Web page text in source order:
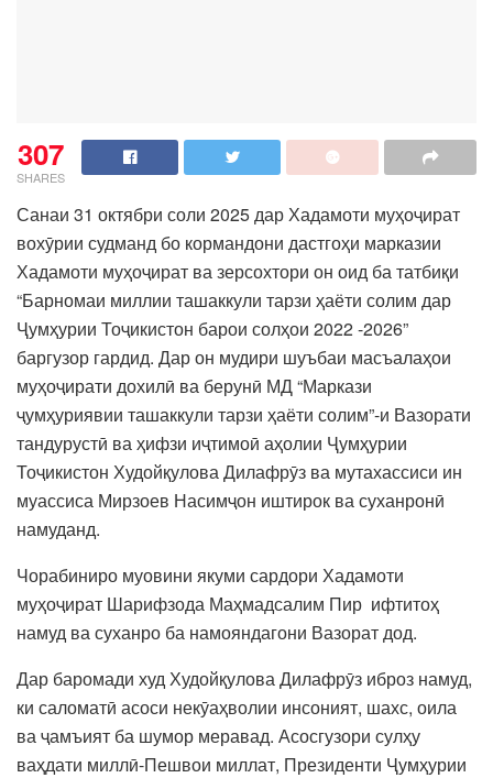
307
SHARES
Санаи 31 октябри соли 2025 дар Хадамоти муҳоҷират
вохӯрии судманд бо кормандони дастгоҳи марказии
Хадамоти муҳоҷират ва зерсохтори он оид ба татбиқи
“Барномаи миллии ташаккули тарзи ҳаёти солим дар
Ҷумҳурии Тоҷикистон барои солҳои 2022 -2026”
баргузор гардид. Дар он мудири шуъбаи масъалаҳои
муҳоҷирати дохилӣ ва берунӣ МД “Маркази
ҷумҳуриявии ташаккули тарзи ҳаёти солим”-и Вазорати
тандурустӣ ва ҳифзи иҷтимоӣ аҳолии Ҷумҳурии
Тоҷикистон Худойқулова Дилафрӯз ва мутахассиси ин
муассиса Мирзоев Насимҷон иштирок ва суханронӣ
намуданд.
Чорабиниро муовини якуми сардори Хадамоти
муҳоҷират Шарифзода Маҳмадсалим Пир ифтитоҳ
намуд ва суханро ба намояндагони Вазорат дод.
Дар баромади худ Худойқулова Дилафрӯз иброз намуд,
ки саломатӣ асоси некӯаҳволии инсоният, шахс, оила
ва ҷамъият ба шумор меравад. Асосгузори сулҳу
ваҳдати миллӣ-Пешвои миллат, Президенти Ҷумҳурии